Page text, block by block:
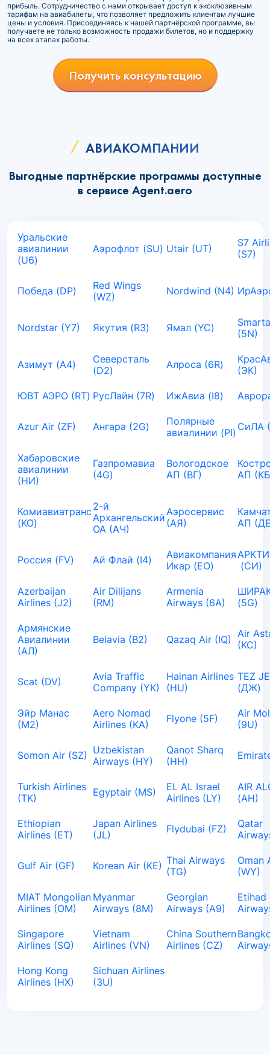
прибыль. Сотрудничество с нами открывает доступ к эксклюзивным
тарифам на авиабилеты, что позволяет предложить клиентам лучшие
цены и условия. Присоединяясь к нашей партнёрской программе, вы
получаете не только возможность продажи билетов, но и поддержку
на всех этапах работы.
Получить консультацию
АВИАКОМПАНИИ
Выгодные партнёрские программы доступные
в сервисе Agent.aero
Уральские
авиалинии
(U6)
Аэрофлот (SU) Utair (UT)
S7
(S7)
Победа (DP)
Red Wings
(WZ)
Nordwind (N4)
Nordstar (Y7) Якутия (R3) Ямал (YC)
(5N)
Азимут (A4)
Северсталь
(D2)
Алроса (6R)
(ЭК)
ЮВТ АЭРО (RT) РусЛайн (7R) ИжАвиа (I8)
Azur Air (ZF) Ангара (2G)
Полярные
авиалинии (PI) СиЛА
Хабаровские
авиалинии
(НИ)
Газпромавиа
(4G)
Вологодское
АП (ВГ)
АП
Комиавиатранс
(KO)
2-й
Архангельский
ОА (АЧ)
Аэросервис
(АЯ)
АП
Россия (FV) Ай Флай (I4)
Авиакомпания
Икар (EO)
(СИ)
Azerbaijan
Airlines (J2)
Air Dilijans
(RM)
Armenia
Airways (6A)
(5G)
Армянские
Авиалинии
(АЛ)
Belavia (B2) Qazaq Air (IQ) Air
(KC)
Scat (DV)
Avia Traffic
Company (YK)
Hainan Airlines
(HU)
TEZ
(ДЖ)
Эйр Манас
(М2)
Aero Nomad
Airlines (KA)
Flyone (5F)
Air
(9U)
Somon Air (SZ) Uzbekistan
Airways (HY)
Qanot Sharq
(HH)
Turkish Airlines
(TK)
Egyptair (MS)
EL AL Israel
Airlines (LY)
AIR
(AH)
Ethiopian
Airlines (ET)
Japan Airlines
(JL)
Flydubai (FZ)
Qatar
Gulf Air (GF) Korean Air (KE) Thai Airways
(TG)
Oman
(WY)
MIAT Mongolian
Airlines (OM)
Myanmar
Airways (8M)
Georgian
Airways (A9)
Etihad
Singapore
Airlines (SQ)
Vietnam
Airlines (VN)
China Southern
Airlines (CZ)
Hong Kong
Airlines (HX)
Sichuan Airlines
(3U)